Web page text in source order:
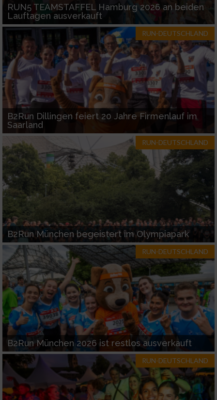
RUN5 TEAMSTAFFEL Hamburg 2026 an beiden
Lauftagen ausverkauft
RUN-DEUTSCHLAND
B2Run Dillingen feiert 20 Jahre Firmenlauf im
Saarland
RUN-DEUTSCHLAND
B2Run München begeistert im Olympiapark
RUN-DEUTSCHLAND
B2Run München 2026 ist restlos ausverkauft
RUN-DEUTSCHLAND